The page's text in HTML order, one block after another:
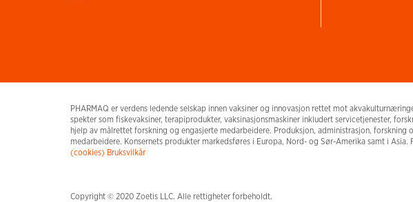
PHARMAQ er verdens ledende selskap innen vaksiner og innovasjon rettet mot
spekter som fiskevaksiner, terapiprodukter, vaksinasjonsmaskiner inkludert servicetjenester,
hjelp av målrettet forskning og engasjerte medarbeidere. Produksjon, administrasjon,
medarbeidere. Konsernets produkter markedsføres i Europa, Nord- og Sør-Amerika samt i
(cookies) Bruksvilkår
Copyright © 2020 Zoetis LLC. Alle rettigheter forbeholdt.